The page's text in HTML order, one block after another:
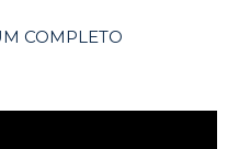
COMPLETO